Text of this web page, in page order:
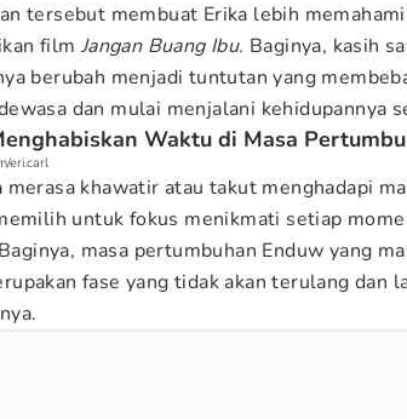
tersebut membuat Erika lebih
film Jangan Buang Ibu. Baginya, kasih
berubah menjadi tuntutan yang
dan mulai menjalani kehidupannya
Waktu di Masa
eri.carl
merasa khawatir atau takut menghadapi
untuk fokus menikmati setiap
masa pertumbuhan Enduw yang
fase yang tidak akan terulang dan